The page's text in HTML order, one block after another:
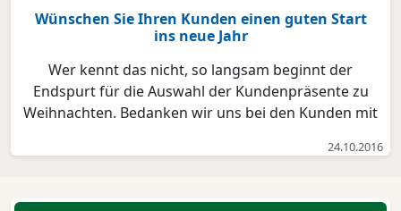
Wünschen Sie Ihren Kunden einen guten Start
ins neue Jahr
Wer kennt das nicht, so langsam beginnt der
Endspurt für die Auswahl der Kundenpräsente zu
Weihnachten. Bedanken wir uns bei den Kunden mit
Geschenke aus was ist hier eine richtige
sich von der Hektik der V...
24.10.2016